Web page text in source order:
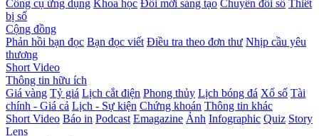
Công cụ ứng dụng Khoa học Đổi mới sáng tạo Chuyển đổi số Thiết
bị số
Cộng đồng
Phản hồi bạn đọc Bạn đọc viết Điều tra theo đơn thư Nhịp cầu yêu
thương
Short Video
Thông tin hữu ích
Giá vàng Tỷ giá Lịch cắt điện Phong thủy Lịch bóng đá Xổ số Tài
chính - Giá cả Lịch - Sự kiện Chứng khoán Thông tin khác
Short Video Báo in Podcast Emagazine Ảnh Infographic Quiz Story
Lens